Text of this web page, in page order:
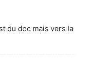
du doc mais vers la